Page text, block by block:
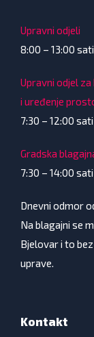
Upravni odjeli
8:00 – 13:00 sati
Upravni odjel
i uređenje
7:30 – 12:00 sati
Gradska
7:30 – 14:00
Dnevni odmor
Na blagajni se
Bjelovar i to
uprave.
Kontakt